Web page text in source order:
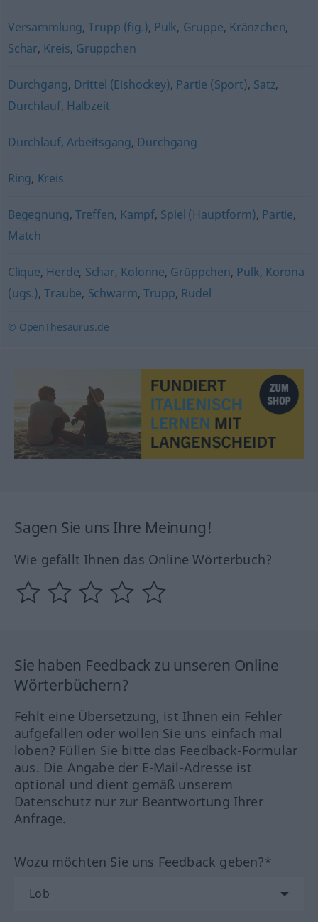
Versammlung,Trupp (fig.), Pulk, Gruppe, Kränzchen,
Schar, Kreis, Grüppchen
Durchgang, Drittel (Eishockey), Partie (Sport), Satz,
Durchlauf, Halbzeit
Durchlauf, Arbeitsgang, Durchgang
Ring, Kreis
Begegnung, Treffen, Kampf, Spiel (Hauptform), Partie,
Match
Clique, Herde, Schar, Kolonne, Grüppchen, Pulk, Korona
(ugs.),Traube, Schwarm, Trupp, Rudel
© OpenThesaurus.de
Sagen Sie uns Ihre Meinung!
Wie gefällt Ihnen das Online Wörterbuch?
Sie haben Feedback zu unseren Online
Wörterbüchern?
Fehlt eine Übersetzung, ist Ihnen ein Fehler
aufgefallen oder wollen Sie uns einfach mal
loben? Füllen Sie bitte das Feedback-Formular
aus. Die Angabe der E-Mail-Adresse ist
optional und dient gemäß unserem
Datenschutz nur zur Beantwortung Ihrer
Anfrage.
Wozu möchten Sie uns Feedback geben?*